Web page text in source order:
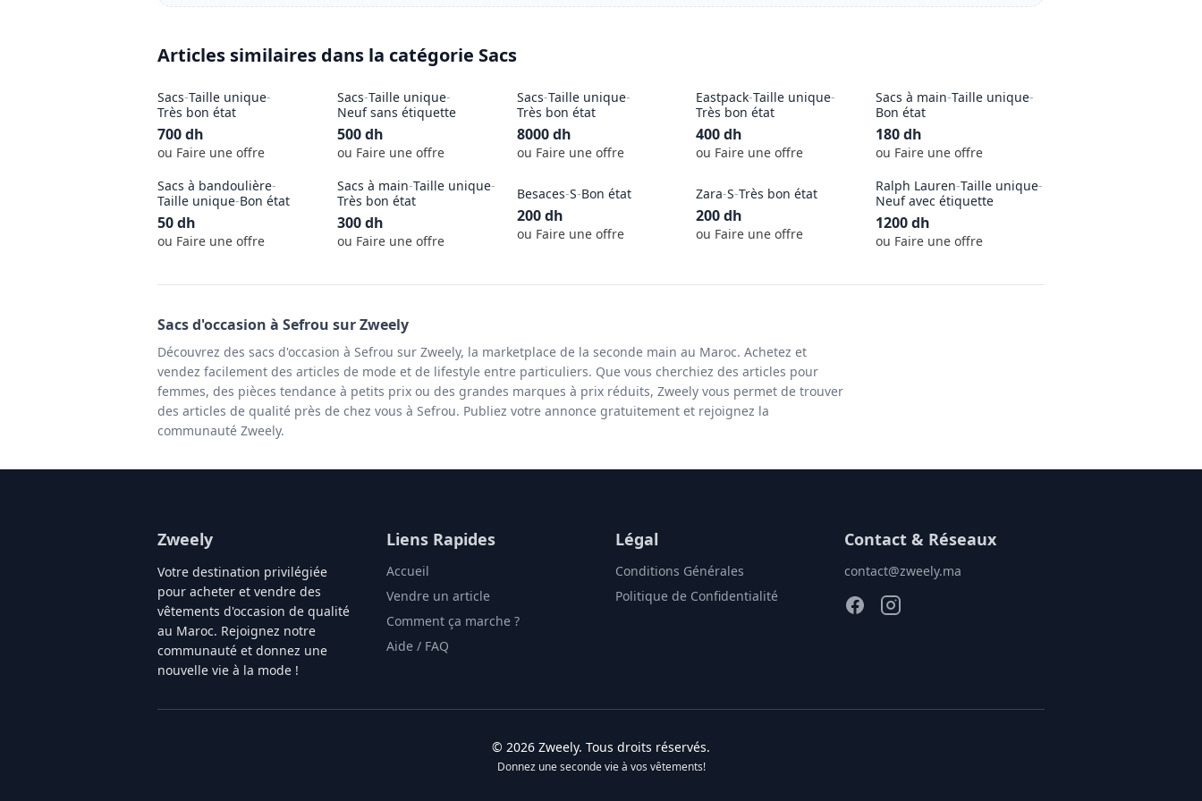
Articles similaires dans la catégorie Sacs
Sacs-Taille unique-
Très bon état
700dh
ou Faire une offre
Sacs-Taille unique-
Neuf sans étiquette
500dh
ou Faire une offre
Sacs-Taille unique-
Très bon état
8000dh
ou Faire une offre
Eastpack-Taille unique-
Très bon état
400dh
ou Faire une offre
Sacs à main-Taille unique-
Bon état
180dh
ou Faire une offre
Sacs à bandoulière-
Taille unique-Bon état
50dh
ou Faire une offre
Sacs à main-Taille unique-
Très bon état
300dh
ou Faire une offre
Besaces-S-Bon état
200dh
ou Faire une offre
Zara-S-Très bon état
200dh
ou Faire une offre
Ralph Lauren-Taille unique-
Neuf avec étiquette
1200dh
ou Faire une offre
Sacsd'occasion à Sefrou sur Zweely
Découvrez des sacs d'occasion à Sefrou sur Zweely, la marketplace de la seconde main au Maroc. Achetez et
vendez facilement des articles de mode et de lifestyle entre particuliers. Que vous cherchiez des articles pour
femmes, des pièces tendance à petits prix ou des grandes marques à prix réduits, Zweely vous permet de trouver
des articles de qualité près de chez vous à Sefrou. Publiez votre annonce gratuitement et rejoignez la
communauté Zweely.
Zweely
Votre destination privilégiée
pour acheter et vendre des
vêtements d'occasion de qualité
au Maroc. Rejoignez notre
communauté et donnez une
nouvelle vie à la mode !
Liens Rapides
Accueil
Vendre un article
Comment ça marche ?
Aide / FAQ
Légal
Conditions Générales
Politique de Confidentialité
Contact & Réseaux
contact@zweely.ma
© 2026 Zweely. Tous droits réservés.
Donnez une seconde vie à vos vêtements!